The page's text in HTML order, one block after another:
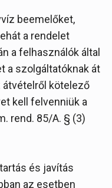
beemelőket,
a rendelet
a felhasználók által
a szolgáltatóknak át
kötelező
kell felvenniük a
rend. 85/A. § (3)
és javítás
az esetben